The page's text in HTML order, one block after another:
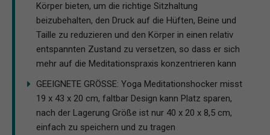
Körper bieten, um die richtige Sitzhaltung
beizubehalten, den Druck auf die Hüften, Beine und
Taille zu reduzieren und den Körper in einen relativ
entspannten Zustand zu versetzen, so dass er sich
mehr auf die Meditationspraxis konzentrieren kann
GEEIGNETE GRÖSSE: Yoga Meditationshocker misst
19 x 43 x 20 cm, faltbar Design kann Platz sparen,
nach der Lagerung Größe ist nur 40 x 20 x 8,5 cm,
einfach zu speichern und zu tragen